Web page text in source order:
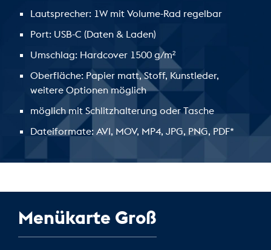
Lautsprecher: 1W mit Volume-Rad regelbar
Port: USB-C (Daten & Laden)
Umschlag: Hardcover 1500 g/m²
Oberfläche: Papier matt, Stoff, Kunstleder,
weitere Optionen möglich
möglich mit Schlitzhalterung oder Tasche
Dateiformate: AVI, MOV, MP4, JPG, PNG, PDF*
Menükarte Groß